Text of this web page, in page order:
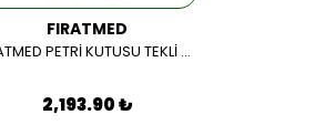
FIRATMED
FIRATMED PETRİ KUTUSU TEKLİ 90 MM (GAMMA STERİL 450 AD/PK)
2,193.90 ₺